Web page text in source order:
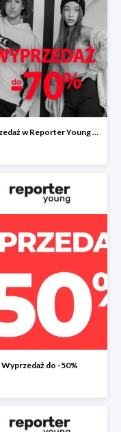
Wyprzedaż w Reporter Young do -70%
Wyprzedaż do -50%